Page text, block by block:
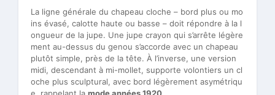
La ligne générale du chapeau cloche – bord plus ou mo
ins évasé, calotte haute ou basse – doit répondre à la l
ongueur de la jupe. Une jupe crayon qui s’arrête légère
ment au-dessus du genou s’accorde avec un chapeau
plutôt simple, près de la tête. À l’inverse, une version
midi, descendant à mi-mollet, supporte volontiers un cl
oche plus sculptural, avec bord légèrement asymétriqu